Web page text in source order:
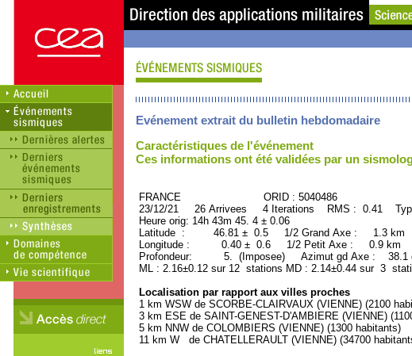
Evénement extrait du bulletin hebdomadaire
Caractéristiques de l'événement
Ces informations ont été validées par un
FRANCE ORID : 5040486
23/12/21 26 Arrivees 4 Iterations RMS : 0.41
Heure orig: 14h 43m 45. 4 ± 0.06
Latitude : 46.81 ± 0.5 1/2 Grand Axe : 1.3 km
Longitude : 0.40 ± 0.6 1/2 Petit Axe : 0.9 km
Profondeur: 5. (Imposee) Azimut gd Axe : 38.1
ML : 2.16±0.12 sur 12 stations MD : 2.14±0.44 sur 3
Localisation par rapport aux villes proches
1 km WSW de SCORBE-CLAIRVAUX (VIENNE) (2100
3 km ESE de SAINT-GENEST-D'AMBIERE (VIENNE)
5 km NNW de COLOMBIERS (VIENNE) (1300 habitants)
11 km W de CHATELLERAULT (VIENNE) (34700